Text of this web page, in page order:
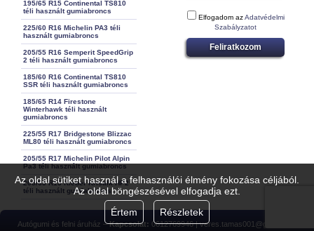
Az oldal sütiket használ a felhasználói élmény fokozása céljából.
Az oldal böngészésével elfogadja ezt.
Értem
Részletek
195/65 R15 Continental TS810
téli használt gumiabroncs
225/60 R16 Michelin PA3 téli
használt gumiabroncs
205/55 R16 Semperit SpeedGrip
2 téli használt gumiabroncs
185/60 R16 Continental TS810
SSR téli használt gumiabroncs
185/65 R14 Firestone
Winterhawk téli használt
gumiabroncs
225/55 R17 Bridgestone Blizzac
ML80 téli használt gumiabroncs
205/55 R17 Michelin Pilot Alpin
Pa3 téli használt gumiabroncs
205/65 R15 Kleber Krisalk HP2
téli használt gumiabroncs
Elfogadom azAdatvédelmi
Szabályzatot
Feliratkozom
Autógumi és felni áruház –Kapcsolat: 0612769946 | veres.tamas001@gmail.com